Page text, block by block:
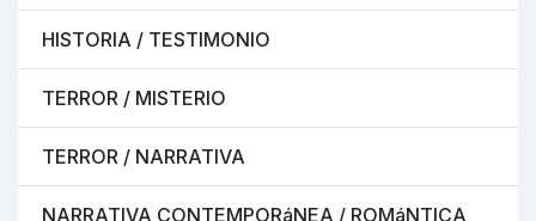
HISTORIA / TESTIMONIO
TERROR / MISTERIO
TERROR / NARRATIVA
NARRATIVA CONTEMPORáNEA / ROMáNTICA